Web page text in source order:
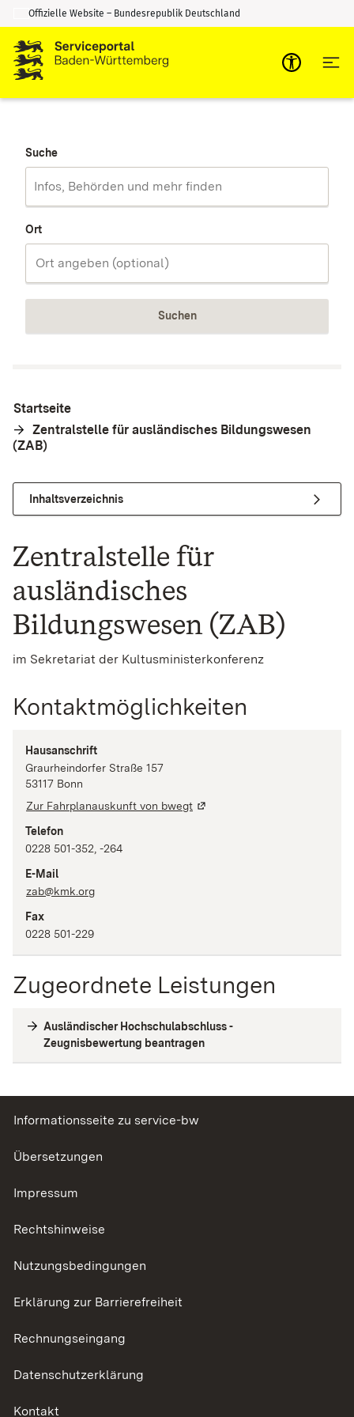
Zum Inhalt springen
Zur Suche springen
Offizielle Website – Bundesrepublik Deutschland
Suche
Ort
Suchen
Startseite
Zentralstelle für ausländisches Bildungswesen
(ZAB)
Inhaltsverzeichnis
Zentralstelle für
ausländisches
Bildungswesen (ZAB)
im Sekretariat der Kultusministerkonferenz
Kontaktmöglichkeiten
Hausanschrift
Graurheindorfer Straße 157
53117 Bonn
Zur Fahrplanauskunft von bwegt
Telefon
0228 501-352, -264
E-Mail
zab@kmk.org
Fax
0228 501-229
Zugeordnete Leistungen
Ausländischer Hochschulabschluss -
Zeugnisbewertung beantragen
Informationsseite zu service-bw
Übersetzungen
Impressum
Rechtshinweise
Nutzungsbedingungen
Erklärung zur Barrierefreiheit
Rechnungseingang
Datenschutzerklärung
Kontakt